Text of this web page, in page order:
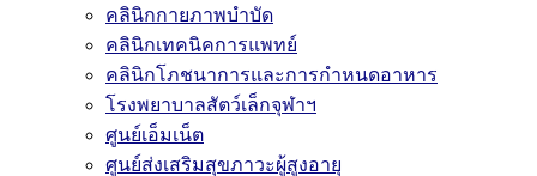
คลินิกกายภาพบำบัด
คลินิกเทคนิคการแพทย์
คลินิกโภชนาการและการกำหนดอาหาร
โรงพยาบาลสัตว์เล็กจุฬาฯ
ศูนย์เอ็มเน็ต
ศูนย์ส่งเสริมสุขภาวะผู้สูงอายุ